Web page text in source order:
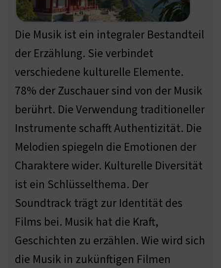
Die Musik ist ein integraler Bestandteil
der Erzählung. Sie verbindet
verschiedene kulturelle Elemente.
78% der Zuschauer sind von der Musik
berührt. Die Verwendung traditioneller
Instrumente schafft Authentizität. Die
Melodien spiegeln die Emotionen der
Charaktere wider. Kulturelle Diversität
ist ein Schlüsselthema. Der
Soundtrack trägt zur Identität des
Films bei. Musik hat die Kraft,
Geschichten zu erzählen. Wie wird sich
die Musik in zukünftigen Filmen